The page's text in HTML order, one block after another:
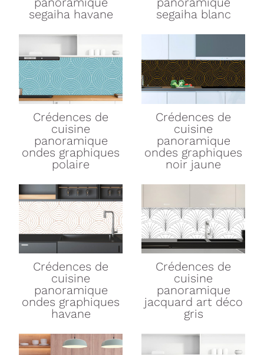
segaiha havane
segaiha blanc
Crédences de
cuisine
panoramique
ondes graphiques
polaire
Crédences de
cuisine
panoramique
ondes graphiques
noir jaune
Crédences de
cuisine
panoramique
ondes graphiques
havane
Crédences de
cuisine
panoramique
jacquard art déco
gris